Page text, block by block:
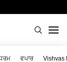
ਵਪਾਰ Vishvas